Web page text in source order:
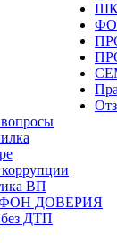
вопросы
ВП
ДОВЕРИЯ
без ДТП